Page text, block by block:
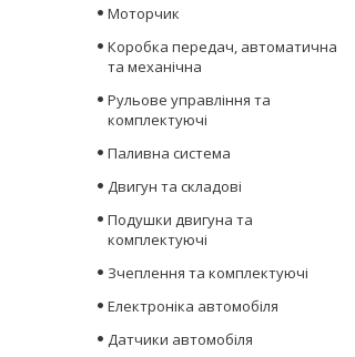
Моторчик
Коробка передач, автоматична
та механічна
Рульове управління та
комплектуючі
Паливна система
Двигун та складові
Подушки двигуна та
комплектуючі
Зчеплення та комплектуючі
Електроніка автомобіля
Датчики автомобіля